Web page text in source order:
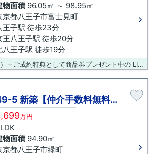
物面積96.05㎡ ～ 98.95㎡
京都八王子市富士見町
王子駅 徒歩23分
王八王子駅 徒歩20分
八王子駅 徒歩19分
仲介手数料無料（０円）＋ご成約特典として商品券プレゼント中の LIXIL不動産ショップ八王子住まいる不動産にお任せください！
八王子市緑町449-5 新築【仲介手数料無料】
万円
物面積94.90㎡
京都八王子市緑町